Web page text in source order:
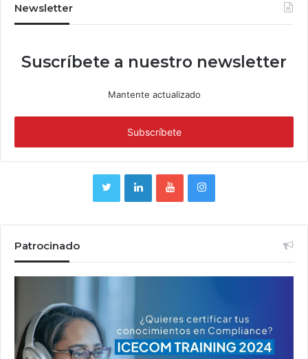
Newsletter
Suscríbete a nuestro newsletter
Mantente actualizado
Patrocinado